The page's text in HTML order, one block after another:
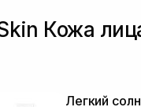
Кожа
Легкий